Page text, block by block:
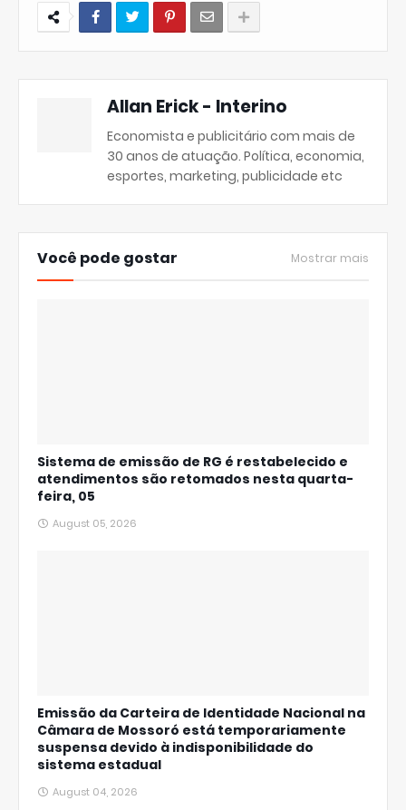
Allan Erick - Interino
Economista e publicitário com mais de
30 anos de atuação. Política, economia,
esportes, marketing, publicidade etc
Você pode gostar Mostrar mais
Sistema de emissão de RG é restabelecido e
atendimentos são retomados nesta quarta-
feira, 05
August 05, 2026
Emissão da Carteira de Identidade Nacional na
Câmara de Mossoró está temporariamente
suspensa devido à indisponibilidade do
sistema estadual
August 04, 2026